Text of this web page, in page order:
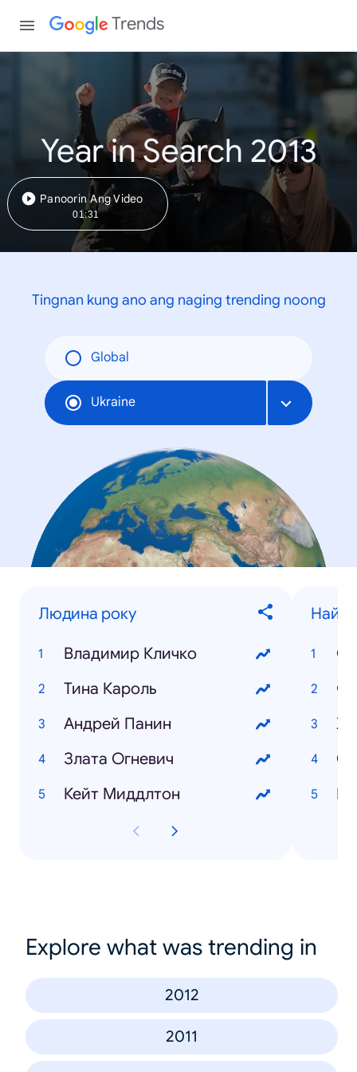
Trends
Year in Search 2013
Panoorin Ang Video
01:31
Tingnan kung ano ang naging trending noong
Global
Ukraine
Людина року
Владимир Кличко
Тина Кароль
Андрей Панин
Злата Огневич
Кейт Миддлтон
Explore what was trending in
2012
2011